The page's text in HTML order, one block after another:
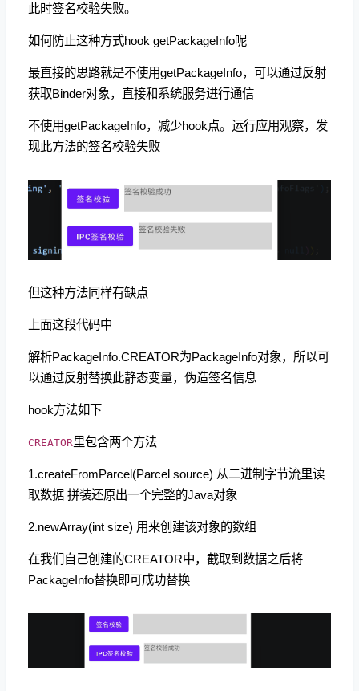
此时签名校验失败。
如何防止这种方式hook getPackageInfo呢
最直接的思路就是不使用getPackageInfo，可以通过反射
获取Binder对象，直接和系统服务进行通信
不使用getPackageInfo，减少hook点。运行应用观察，发
现此方法的签名校验失败
但这种方法同样有缺点
上面这段代码中
解析PackageInfo.CREATOR为PackageInfo对象，所以可
以通过反射替换此静态变量，伪造签名信息
hook方法如下
CREATOR里包含两个方法
1.createFromParcel(Parcel source) 从二进制字节流里读
取数据 拼装还原出一个完整的Java对象
2.newArray(int size) 用来创建该对象的数组
在我们自己创建的CREATOR中，截取到数据之后将
PackageInfo替换即可成功替换